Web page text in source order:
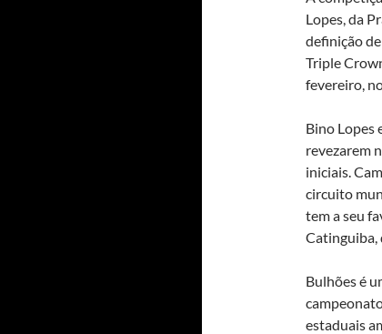
Lopes, da
definição
Triple
fevereiro,
Bino Lopes
revezarem
iniciais.
circuito
tem a seu
Catinguiba,
Bulhões é
estaduais